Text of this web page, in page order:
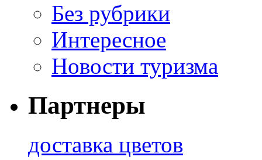
Без рубрики
Интересное
Новости туризма
Партнеры
доставка цветов